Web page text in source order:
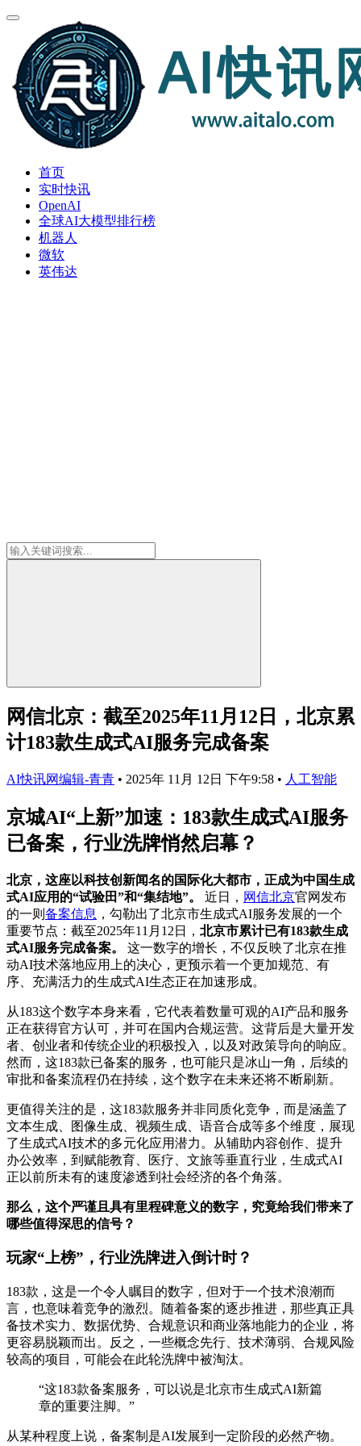
首页
实时快讯
OpenAI
全球AI大模型排行榜
机器人
微软
英伟达
网信北京：截至2025年11月12日，北京累
计183款生成式AI服务完成备案
AI快讯网编辑-青青 • 2025年 11月 12日 下午9:58 • 人工智能
京城AI“上新”加速：183款生成式AI服务
已备案，行业洗牌悄然启幕？
北京，这座以科技创新闻名的国际化大都市，正成为中国生成
式AI应用的“试验田”和“集结地”。
近日， 网信北京官网发布
的一则 备案信息 ，勾勒出了北京市生成式AI服务发展的一个
重要节点：截至2025年11月12日， 北京市累计已有183款生成
式AI服务完成备案。
这一数字的增长，不仅反映了北京在推
动AI技术落地应用上的决心，更预示着一个更加规范、有
序、充满活力的生成式AI生态正在加速形成。
从183这个数字本身来看，它代表着数量可观的AI产品和服务
正在获得官方认可，并可在国内合规运营。这背后是大量开发
者、创业者和传统企业的积极投入，以及对政策导向的响应。
然而，这183款已备案的服务，也可能只是冰山一角，后续的
审批和备案流程仍在持续，这个数字在未来还将不断刷新。
更值得关注的是，这183款服务并非同质化竞争，而是涵盖了
文本生成、图像生成、视频生成、语音合成等多个维度，展现
了生成式AI技术的多元化应用潜力。从辅助内容创作、提升
办公效率，到赋能教育、医疗、文旅等垂直行业，生成式AI
正以前所未有的速度渗透到社会经济的各个角落。
那么，这个严谨且具有里程碑意义的数字，究竟给我们带来了
哪些值得深思的信号？
玩家“上榜”，行业洗牌进入倒计时？
183款，这是一个令人瞩目的数字，但对于一个技术浪潮而
言，也意味着竞争的激烈。随着备案的逐步推进，那些真正具
备技术实力、数据优势、合规意识和商业落地能力的企业，将
更容易脱颖而出。反之，一些概念先行、技术薄弱、合规风险
较高的项目，可能会在此轮洗牌中被淘汰。
“这183款备案服务，可以说是北京市生成式AI新篇
章的重要注脚。”
从某种程度上说，备案制是AI发展到一定阶段的必然产物。